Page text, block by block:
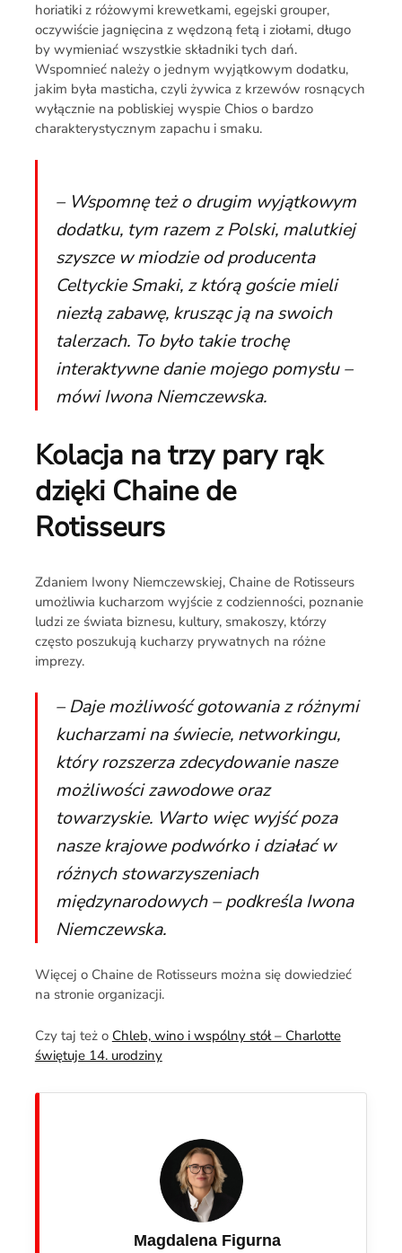
horiatiki z różowymi krewetkami, egejski grouper,
oczywiście jagnięcina z wędzoną fetą i ziołami, długo
by wymieniać wszystkie składniki tych dań.
Wspomnieć należy o jednym wyjątkowym dodatku,
jakim była masticha, czyli żywica z krzewów rosnących
wyłącznie na pobliskiej wyspie Chios o bardzo
charakterystycznym zapachu i smaku.
– Wspomnę też o drugim wyjątkowym
dodatku, tym razem z Polski, malutkiej
szyszce w miodzie od producenta
Celtyckie Smaki, z którą goście mieli
niezłą zabawę, krusząc ją na swoich
talerzach. To było takie trochę
interaktywne danie mojego pomysłu –
mówi Iwona Niemczewska.
Kolacja na trzy pary rąk
dzięki Chaine de
Rotisseurs
Zdaniem Iwony Niemczewskiej, Chaine de Rotisseurs
umożliwia kucharzom wyjście z codzienności, poznanie
ludzi ze świata biznesu, kultury, smakoszy, którzy
często poszukują kucharzy prywatnych na różne
imprezy.
– Daje możliwość gotowania z różnymi
kucharzami na świecie, networkingu,
który rozszerza zdecydowanie nasze
możliwości zawodowe oraz
towarzyskie. Warto więc wyjść poza
nasze krajowe podwórko i działać w
różnych stowarzyszeniach
międzynarodowych – podkreśla Iwona
Niemczewska.
Więcej o Chaine de Rotisseurs można się dowiedzieć
na stronie organizacji.
Czy taj też o Chleb, wino i wspólny stół – Charlotte
świętuje 14. urodziny
Magdalena Figurna